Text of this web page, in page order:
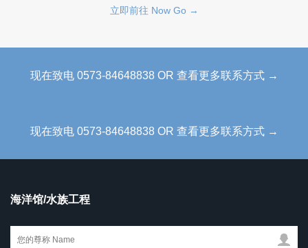
立即前往 Now Go →
现在致电 0573-84648838 OR 查看更多联系方式 →
现在致电 0573-84648838 OR 查看更多联系方式 →
海洋馆/水族工程